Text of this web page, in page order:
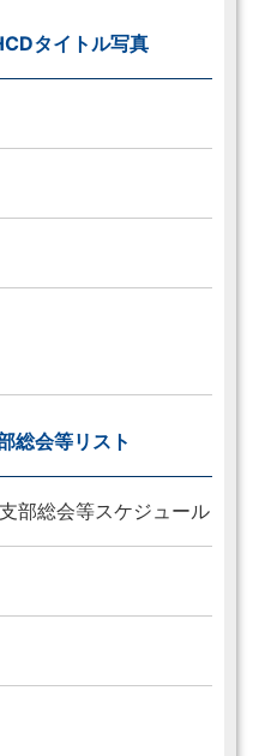
タイトル写真
総会等リスト
部総会等スケジュール